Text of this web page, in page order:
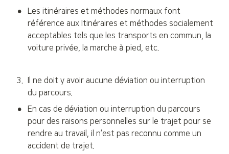
•
Les itinéraires et méthodes normaux font
référence aux Itinéraires et méthodes socialement
acceptables tels que les transports en commun, la
voiture privée, la marche à pied, etc.
3.
Il ne doit y avoir aucune déviation ou interruption
du parcours.
•
En cas de déviation ou interruption du parcours
pour des raisons personnelles sur le trajet pour se
rendre au travail, il n’est pas reconnu comme un
accident de trajet.